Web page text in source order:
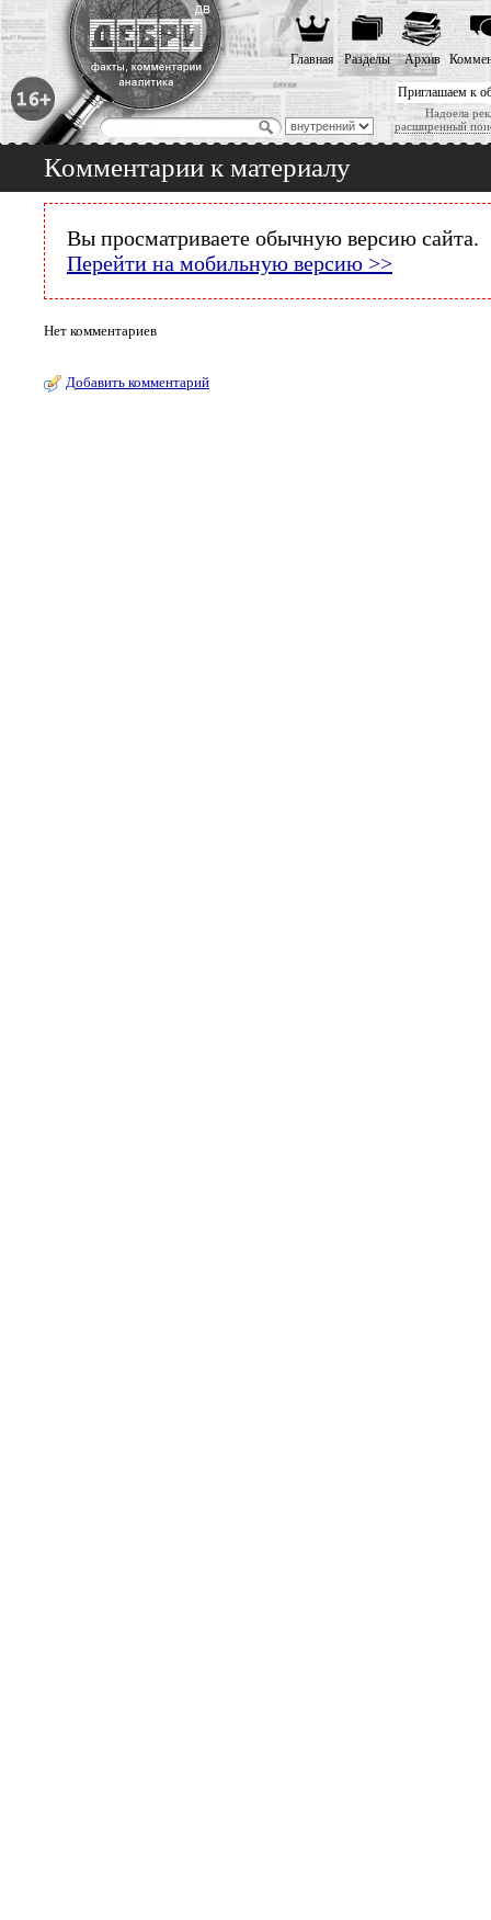
Приглашаем к
Надоела
расширенный
Главная Разделы Архив
Комментарии к материалу
Вы просматриваете обычную версию сайта.
Перейти на мобильную версию >>
Нет комментариев
Добавить комментарий